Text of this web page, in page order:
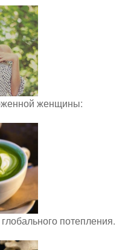
женщины:
потепления.